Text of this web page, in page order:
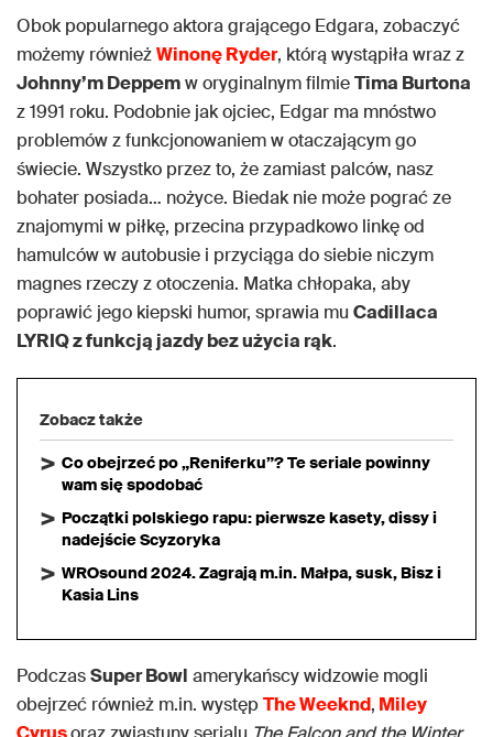
Obok popularnego aktora grającego Edgara, zobaczyć
możemy równieżWinonę Ryder, którą wystąpiła wraz z
Johnny’m Deppemw oryginalnym filmieTima Burtona
z 1991 roku. Podobnie jak ojciec, Edgar ma mnóstwo
problemów z funkcjonowaniem w otaczającym go
świecie. Wszystko przez to, że zamiast palców, nasz
bohater posiada… nożyce. Biedak nie może pograć ze
znajomymi w piłkę, przecina przypadkowo linkę od
hamulców w autobusie i przyciąga do siebie niczym
magnes rzeczy z otoczenia. Matka chłopaka, aby
poprawić jego kiepski humor, sprawia mu Cadillaca
LYRIQ z funkcją jazdy bez użycia rąk.
Zobacz także
Co obejrzeć po „Reniferku”? Te seriale powinny
wam się spodobać
Początki polskiego rapu: pierwsze kasety, dissy i
nadejście Scyzoryka
WROsound 2024. Zagrają m.in. Małpa, susk, Bisz i
Kasia Lins
PodczasSuper Bowl amerykańscy widzowie mogli
obejrzeć również m.in. występThe Weeknd, Miley